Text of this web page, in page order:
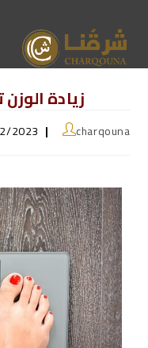
زيادة
charqouna
2023